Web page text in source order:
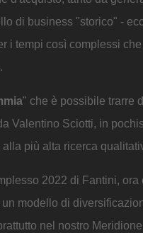
di business "storico" -
i tempi così complessi
" che è possibile trarre
Valentino Sciotti, in
più alta ricerca
2022 di Fantini,
modello di
nel nostro